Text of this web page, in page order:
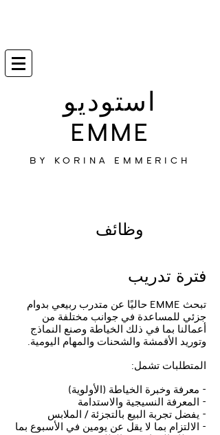
استوديو
EMME
BY KORINA EMMERICH
وظائف
فترة تدريب
تبحث EMME حاليًا عن متدرب ربيعي بدوام
جزئي للمساعدة في جوانب مختلفة من
أعمالنا بما في ذلك الخياطة وصنع النماذج
وتوريد الأقمشة والشحنات والمهام اليومية.
المتطلبات تشمل:
- معرفة وخبرة الخياطة (الأولوية)
- المعرفة النسيجية والاستدامة
- يفضل تجربة البيع بالتجزئة / الملابس
- الالتزام بما لا يقل عن يومين في الأسبوع بما